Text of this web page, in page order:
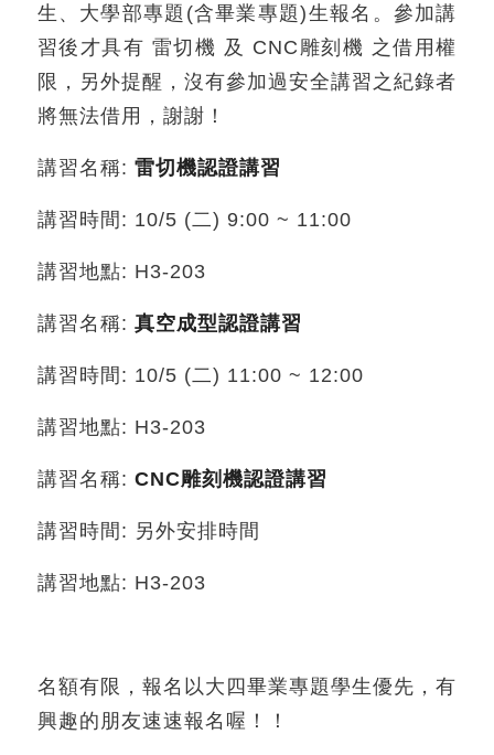
生、大學部專題(含畢業專題)生報名。參加講
習後才具有 雷切機 及 CNC雕刻機 之借用權
限，另外提醒，沒有參加過安全講習之紀錄者
將無法借用，謝謝！
講習名稱: 雷切機認證講習
講習時間: 10/5 (二) 9:00 ~ 11:00
講習地點: H3-203
講習名稱: 真空成型認證講習
講習時間: 10/5 (二) 11:00 ~ 12:00
講習地點: H3-203
講習名稱: CNC雕刻機認證講習
講習時間: 另外安排時間
講習地點: H3-203
名額有限，報名以大四畢業專題學生優先，有
興趣的朋友速速報名喔！！